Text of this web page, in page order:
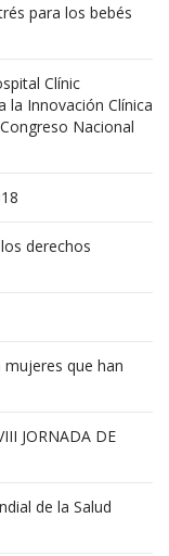
para los bebés
Clínic
la Innovación Clínica
Nacional
derechos
que han
JORNADA DE
de la Salud